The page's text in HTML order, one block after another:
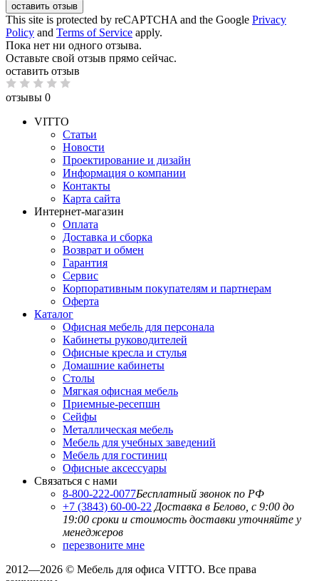
оставить отзыв
This site is protected by reCAPTCHA and the Google Privacy
Policy and Terms of Service apply.
Пока нет ни одного отзыва.
Оставьте свой отзыв прямо сейчас.
оставить отзыв
отзывы 0
VITTO
Статьи
Новости
Проектирование и дизайн
Информация о компании
Контакты
Карта сайта
Интернет-магазин
Оплата
Доставка и сборка
Возврат и обмен
Гарантия
Сервис
Корпоративным покупателям и партнерам
Оферта
Каталог
Офисная мебель для персонала
Кабинеты руководителей
Офисные кресла и стулья
Домашние кабинеты
Столы
Мягкая офисная мебель
Приемные-ресепшн
Сейфы
Металлическая мебель
Мебель для учебных заведений
Мебель для гостиниц
Офисные аксессуары
Связаться с нами
8-800-222-0077Бесплатный звонок по РФ
+7 (3843) 60-00-22 Доставка в Белово, с 9:00 до
19:00 сроки и стоимость доставки уточняйте у
менеджеров
перезвоните мне
2012—2026 © Мебель для офиса VITTO. Все права